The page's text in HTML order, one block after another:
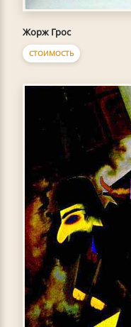
Жорж Грос
СТОИМОСТЬ